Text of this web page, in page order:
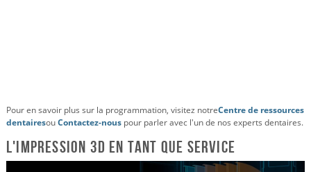
Pour en savoir plus sur la programmation, visitez notreCentre de ressources
dentairesouContactez-nous pour parler avec l'un de nos experts dentaires.
L'impression 3D en tant que service